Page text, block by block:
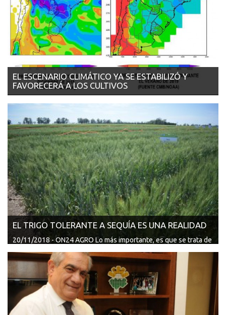
EL ESCENARIO CLIMÁTICO YA SE ESTABILIZÓ Y
FAVORECERÁ A LOS CULTIVOS
EL TRIGO TOLERANTE A SEQUÍA ES UNA REALIDAD
20/11/2018 - ON24 AGRO Lo más importante, es que se trata de
un descubrimiento y desarrollo ...